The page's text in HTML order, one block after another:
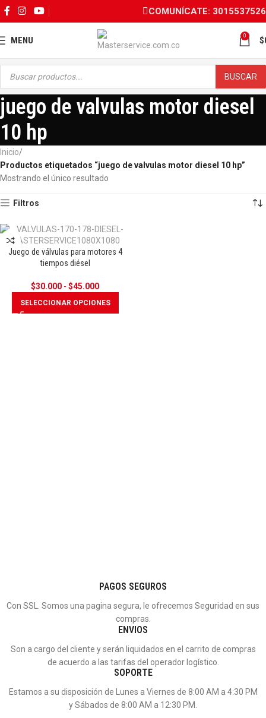
COMUNÍCATE: 3015537526
MENU 0 $
BUSCAR
juego de valvulas motor diesel
10 hp
Inicio
Productos etiquetados “juego de valvulas motor diesel 10 hp”
Mostrando el único resultado
Filtros
Juego de válvulas para motores 4
tiempos diésel
$30.000 - $45.000
SELECCIONAR OPCIONES
PAGOS SEGUROS
Con SSL. Somos una pagina segura, le ofrecemos Seguridad en sus
compras.
ENVIOS
Son a cargo del cliente y serán liquidados en el carrito de compras
de acuerdo a las tarifas del operador logístico.
SOPORTE
Estamos a su disposición de Lunes a Viernes de 8:00 AM a 4:30 PM
y Sábados de 8:00 AM a 12:30 PM.